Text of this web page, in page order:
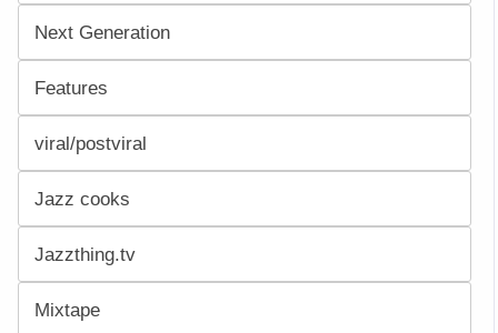
Next Generation
Features
viral/postviral
Jazz cooks
Jazzthing.tv
Mixtape